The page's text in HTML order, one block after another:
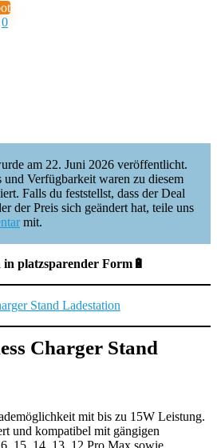
0
am 22. Juni 2026 veröffentlicht.
Verfügbarkeit waren zu diesem
Falls du feststellst, dass der Deal
der Preis sich geändert hat, teile uns
mit.
platzsparender Form🔋
Charger Stand
mit bis zu 15W Leistung.
und kompatibel mit gängigen
15, 14, 13, 12 Pro Max sowie